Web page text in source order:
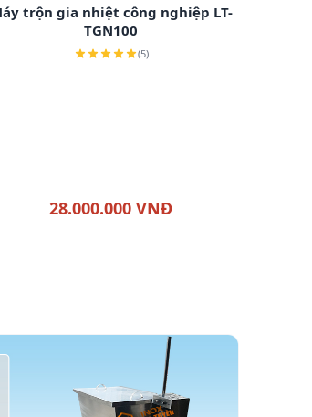
Xem chi tiết
trộn gia nhiệt công nghiệp LT-
TGN100
(5)
28.000.000 VNĐ